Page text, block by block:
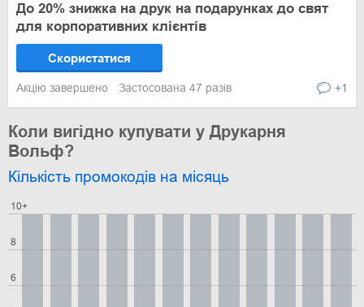
До 20% знижка на друк на подарунках до свят
для корпоративних клієнтів
Скористатися
Акцію завершено Застосована 47 разів +1
Коли вигідно купувати у Друкарня
Вольф?
Кількість промокодів на місяць
6
8
10+